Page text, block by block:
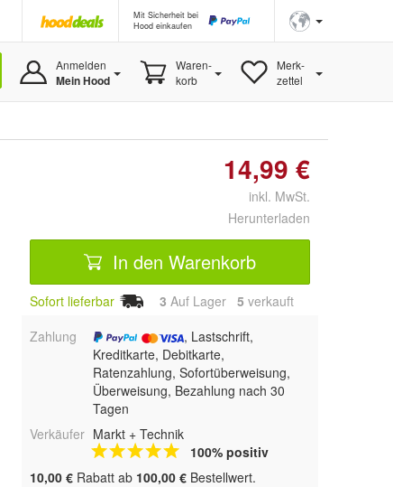
Mit Sicherheit bei
Hood einkaufen
Anmelden
Mein Hood
Waren-
korb
Merk-
zettel
14,99 €
inkl. MwSt.
Herunterladen
In den Warenkorb
Sofort lieferbar 3 Auf Lager 5 verkauft
Zahlung
, Lastschrift,
Kreditkarte, Debitkarte,
Ratenzahlung, Sofortüberweisung,
Überweisung, Bezahlung nach 30
Tagen
Verkäufer Markt + Technik
100% positiv
10,00 € Rabatt ab 100,00 € Bestellwert.